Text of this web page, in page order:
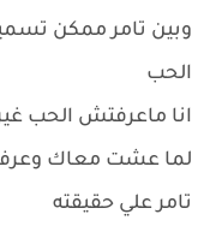
وبين تامر ممكن
الحب
انا ماعرفتش الحب
لما عشت معاك
تامر علي حقيقته